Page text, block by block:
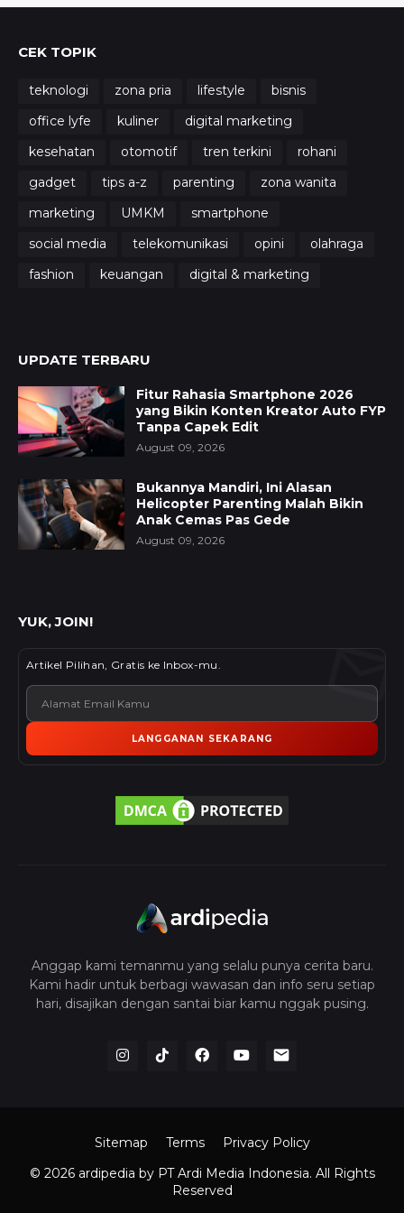
CEK TOPIK
teknologi zona pria lifestyle
bisnis
office lyfe
kuliner
digital marketing
kesehatan
otomotif tren terkini
rohani
gadget
tips a-z parenting
zona wanita
marketing
UMKM
smartphone
social media
telekomunikasi opini
olahraga
fashion
keuangan digital & marketing
UPDATE TERBARU
Fitur Rahasia Smartphone 2026
yang Bikin Konten Kreator Auto FYP
Tanpa Capek Edit
August 09, 2026
Bukannya Mandiri, Ini Alasan
Helicopter Parenting Malah Bikin
Anak Cemas Pas Gede
August 09, 2026
YUK, JOIN!
Artikel Pilihan, Gratis ke Inbox-mu.
LANGGANAN SEKARANG
Anggap kami temanmu yang selalu punya cerita baru.
Kami hadir untuk berbagi wawasan dan info seru setiap
hari, disajikan dengan santai biar kamu nggak pusing.
© 2026 ardipedia by PT Ardi Media Indonesia. All Rights
Reserved
Sitemap Terms Privacy Policy